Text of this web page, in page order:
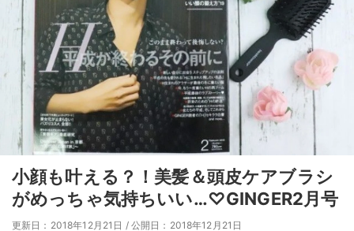
小顔も叶える？！美髪＆頭皮ケアブラシ
がめっちゃ気持ちいい…♡GINGER2月号
更新日：2018年12月21日 / 公開日：2018年12月21日